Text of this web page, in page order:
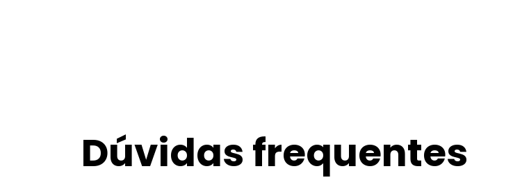
Dúvidas frequentes